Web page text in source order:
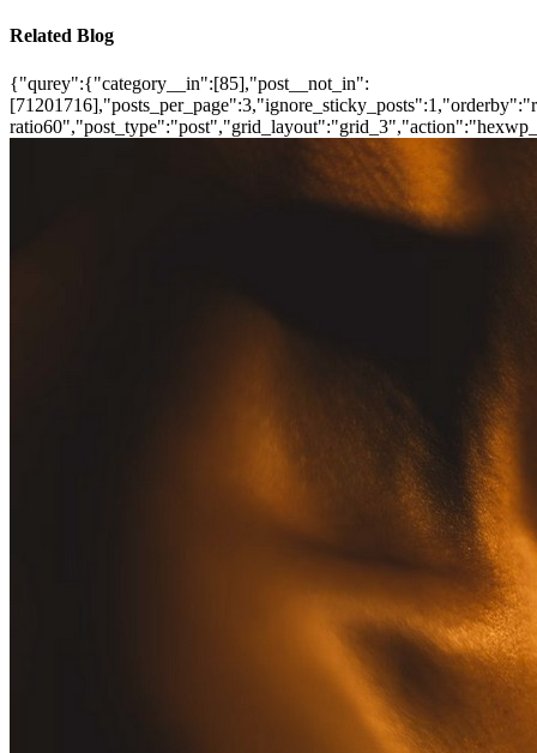
Related Blog
{"qurey":{"category__in":[85],"post__not_in":